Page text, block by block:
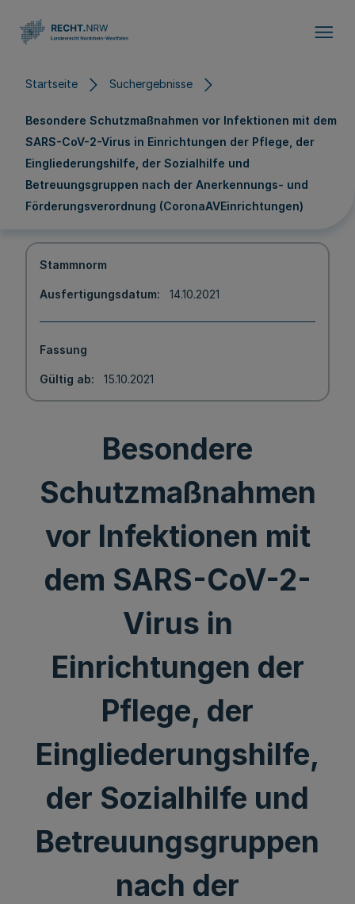
Startseite Suchergebnisse
Besondere Schutzmaßnahmen vor Infektionen mit dem
SARS-CoV-2-Virus in Einrichtungen der Pflege, der
Eingliederungshilfe, der Sozialhilfe und
Betreuungsgruppen nach der Anerkennungs- und
Förderungsverordnung (CoronaAVEinrichtungen)
Stammnorm
Ausfertigungsdatum 14.10.2021
Fassung
Gültig ab 15.10.2021
Besondere
Schutzmaßnahmen
vor Infektionen mit
dem SARS-CoV-2-
Virus in
Einrichtungen der
Pflege, der
Eingliederungshilfe,
der Sozialhilfe und
Betreuungsgruppen
nach der